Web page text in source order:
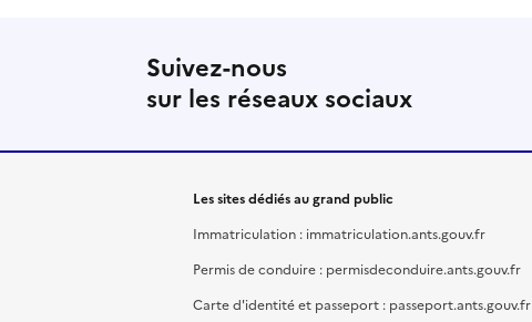
Suivez-nous
sur les réseaux sociaux
Les sites dédiés au grand public
Immatriculation : immatriculation.ants.gouv.fr
Permis de conduire : permisdeconduire.ants.gouv.fr
Carte d'identité et passeport : passeport.ants.gouv.fr